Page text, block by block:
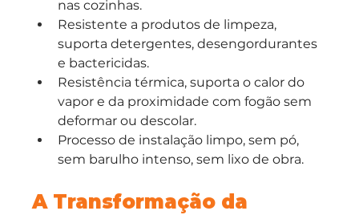
nas cozinhas.
Resistente a produtos de limpeza,
suporta detergentes, desengordurantes
e bactericidas.
Resistência térmica, suporta o calor do
vapor e da proximidade com fogão sem
deformar ou descolar.
Processo de instalação limpo, sem pó,
sem barulho intenso, sem lixo de obra.
A Transformação da